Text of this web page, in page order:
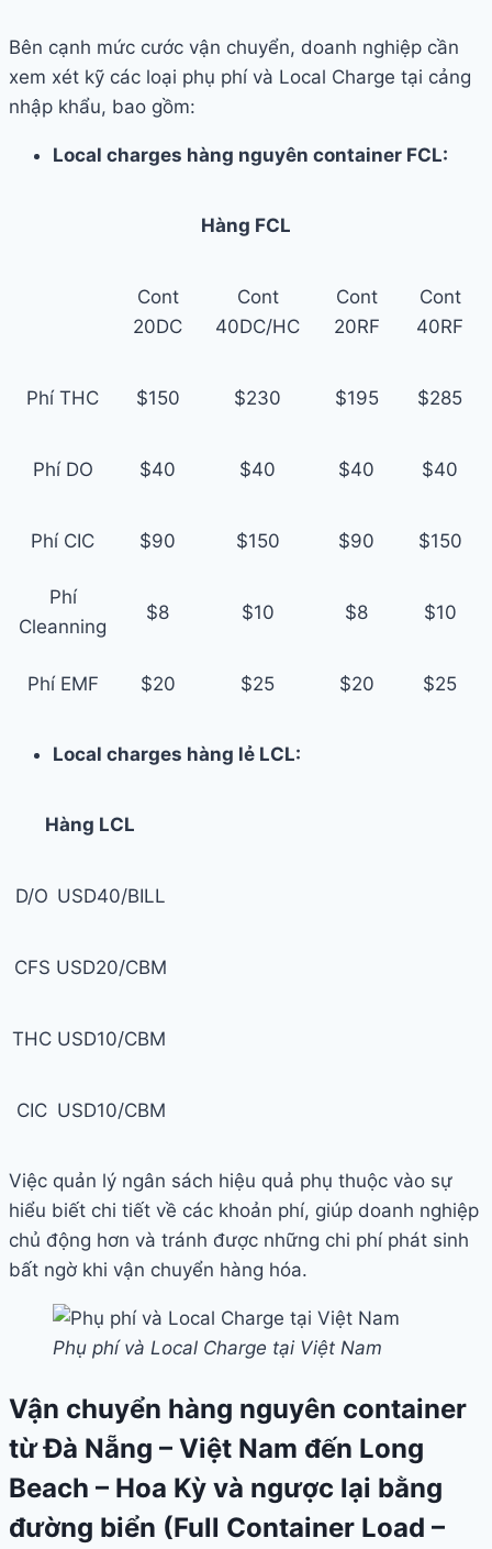
Bên cạnh mức cước vận chuyển, doanh nghiệp cần
xem xét kỹ các loại phụ phí và Local Charge tại cảng
nhập khẩu, bao gồm:
Local charges hàng nguyên container FCL:
Hàng FCL
Cont
20DC
Cont
40DC/HC
Cont
20RF
Cont
40RF
Phí THC $150 $230 $195 $285
Phí DO $40 $40 $40 $40
Phí CIC $90 $150 $90 $150
Phí
Cleanning
$8 $10 $8 $10
Phí EMF $20 $25 $20 $25
Local charges hàng lẻ LCL:
Hàng LCL
D/O USD40/BILL
CFS USD20/CBM
THC USD10/CBM
CIC USD10/CBM
Việc quản lý ngân sách hiệu quả phụ thuộc vào sự
hiểu biết chi tiết về các khoản phí, giúp doanh nghiệp
chủ động hơn và tránh được những chi phí phát sinh
bất ngờ khi vận chuyển hàng hóa.
Phụ phí và Local Charge tại Việt Nam
Vận chuyển hàng nguyên container
từ Đà Nẵng – Việt Nam đến Long
Beach – Hoa Kỳ và ngược lại bằng
đường biển (Full Container Load –